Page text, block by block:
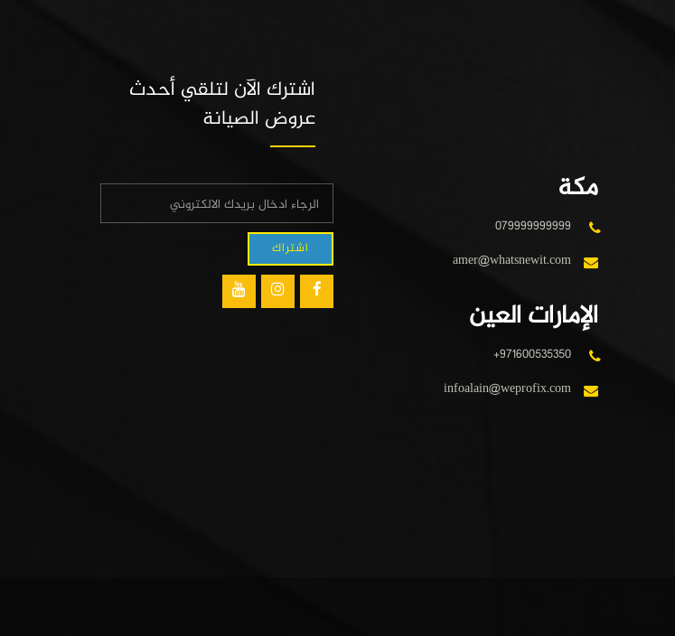
مكة
079999999999
amer@whatsnewit.com
الإمارات العين
+971600535350
infoalain@weprofix.com
اشترك الآن لتلقي أحدث
عروض الصيانة
اشتراك